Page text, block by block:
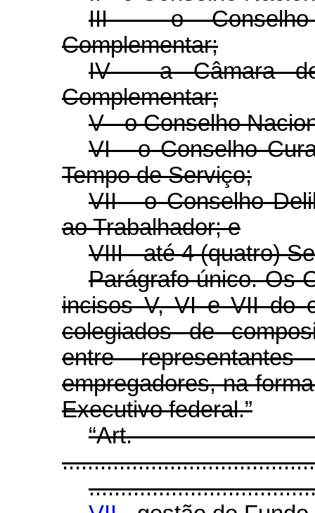
III - o Conselho
Complementar;
IV - a Câmara de
Complementar;
V - o Conselho
VI - o Conselho
Tempo de Serviço;
VII - o Conselho
ao Trabalhador; e
VIII - até 4 (quatro)
Parágrafo único. Os
incisos V, VI e VII do
colegiados de
entre
empregadores, na
Executivo federal.”